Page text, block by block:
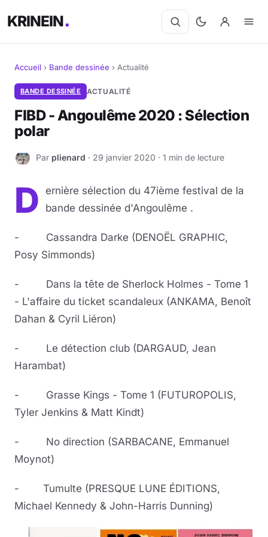
KRINEIN
Cinéma
Séries
Livres
Jeux vidéo
Jeux de société
Sortir
Sciences & Tech
Accueil › Bande dessinée › Actualité
BANDE DESSINÉE ACTUALITÉ
FIBD - Angoulême 2020 : Sélection
polar
P Par plienard · 29 janvier 2020 · 1 min de lecture
D
ernière sélection du 47ième festival de la
bande dessinée d'Angoulême .
- Cassandra Darke (DENOËL GRAPHIC,
Posy Simmonds)
- Dans la tête de Sherlock Holmes - Tome 1
- L'affaire du ticket scandaleux (ANKAMA, Benoît
Dahan & Cyril Liéron)
- Le détection club (DARGAUD, Jean
Harambat)
- Grasse Kings - Tome 1 (FUTUROPOLIS,
Tyler Jenkins & Matt Kindt)
- No direction (SARBACANE, Emmanuel
Moynot)
- Tumulte (PRESQUE LUNE ÉDITIONS,
Michael Kennedy & John-Harris Dunning)